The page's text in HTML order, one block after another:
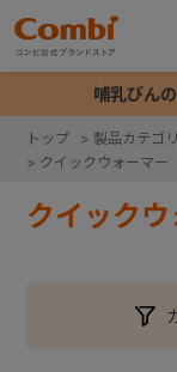
哺乳びん
トップ > 製品カテゴ
> クイックウォーマ
クイック